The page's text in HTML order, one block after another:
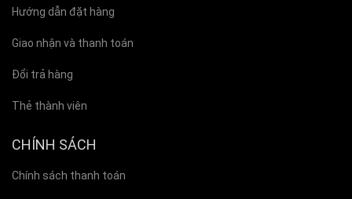
Hướng dẫn đặt hàng
Giao nhận và thanh toán
Đổi trả hàng
Thẻ thành viên
CHÍNH SÁCH
Chính sách thanh toán